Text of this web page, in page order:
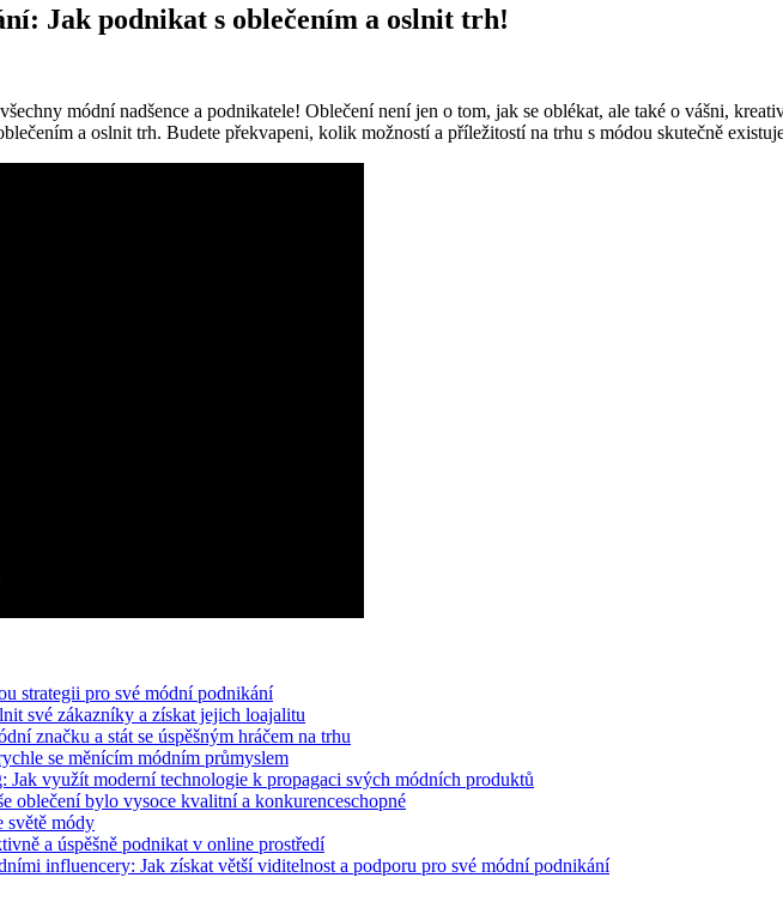
Jak podnikat s oblečením a oslnit trh!
módní nadšence a podnikatele! Oblečení není jen o tom, jak se oblékat, ale také o vášni,
a oslnit trh. Budete překvapeni, kolik možností a příležitostí na trhu s módou skutečně
strategii pro své módní podnikání
své zákazníky a získat jejich loajalitu
značku a stát se úspěšným hráčem na trhu
se měnícím módním průmyslem
Jak využít moderní technologie k propagaci svých módních produktů
oblečení bylo vysoce kvalitní a konkurenceschopné
světě módy
a úspěšně podnikat v online prostředí
influencery: Jak získat větší viditelnost a podporu pro své módní podnikání